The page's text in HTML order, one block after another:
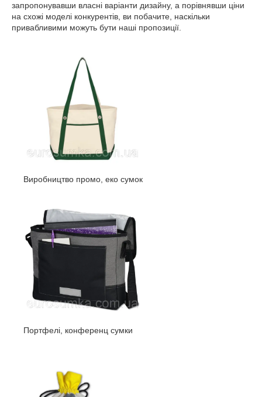
запропонувавши власні варіанти дизайну, а порівнявши ціни
на схожі моделі конкурентів, ви побачите, наскільки
привабливими можуть бути наші пропозиції.
Виробництво промо, еко сумок
Портфелі, конференц сумки